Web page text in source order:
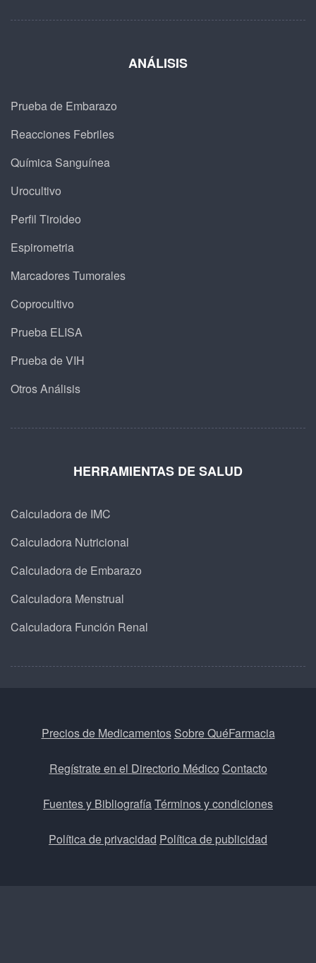
ANÁLISIS
Prueba de Embarazo
Reacciones Febriles
Química Sanguínea
Urocultivo
Perfil Tiroideo
Espirometria
Marcadores Tumorales
Coprocultivo
Prueba ELISA
Prueba de VIH
Otros Análisis
HERRAMIENTAS DE SALUD
Calculadora de IMC
Calculadora Nutricional
Calculadora de Embarazo
Calculadora Menstrual
Calculadora Función Renal
Precios de Medicamentos Sobre QuéFarmacia
Regístrate en el Directorio Médico Contacto
Fuentes y BibliografíaTérminos y condiciones
Política de privacidad Política de publicidad